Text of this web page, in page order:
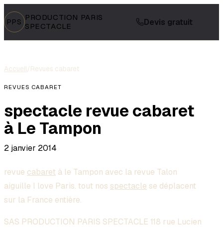
PPS PRODUCTION PARIS
SPECTACLE
Devis gratuit
Accueil/Revues cabaret
REVUES CABARET
spectacle revue cabaret
à Le Tampon
2 janvier 2014
revue cabaret à le Tampon avec la revue Talon
aiguille I love Paris. tout nos spectacle se déplacent
sur la France entière.
SAS PRODUCTION PARIS SPECTACLE 118 rue Lucien